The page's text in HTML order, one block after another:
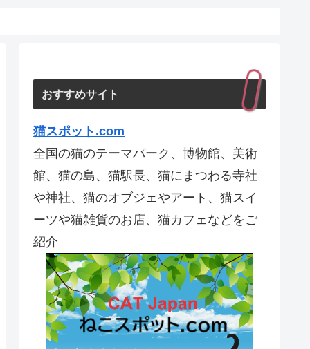
おすすめサイト
猫スポット.com
全国の猫のテーマパーク、博物館、美術
館、猫の島、猫駅長、猫にまつわる寺社
や神社、猫のオブジェやアート、猫スイ
ーツや猫雑貨のお店、猫カフェなどをご
紹介